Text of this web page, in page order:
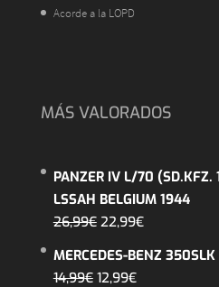
Acorde a la LOPD
MÁS VALORADOS
PANZER IV L/70 (SD.KFZ.
LSSAH BELGIUM 1944
26,99€ El
original
22,99€El
actual
MERCEDES-BENZ
14,99€ El
12,99€El